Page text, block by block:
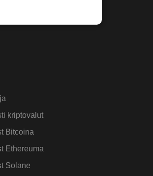
kriptovalut
Bitcoina
Ethereuma
Solane